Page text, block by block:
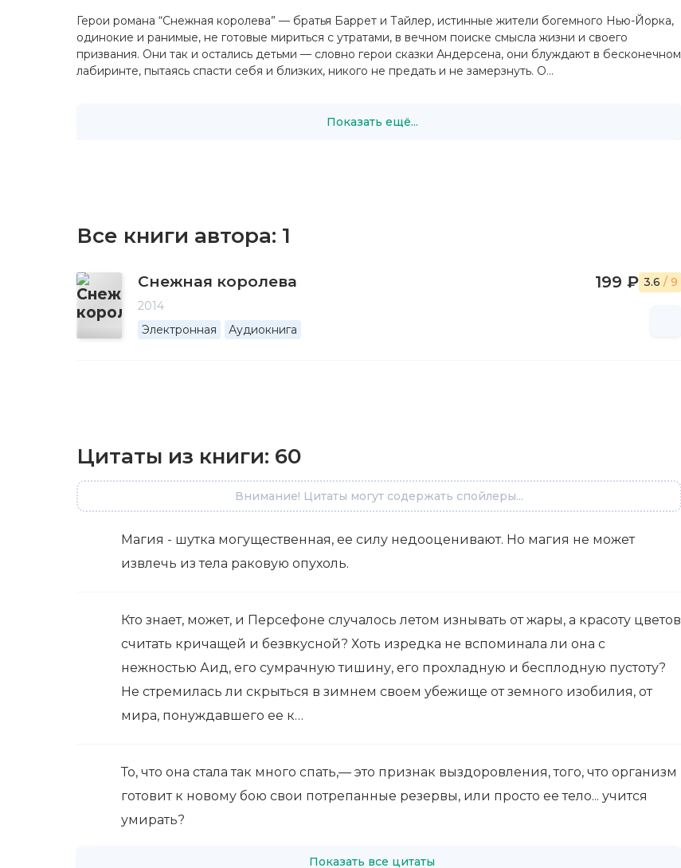
Герои романа “Снежная королева” — братья Баррет и Тайлер, истинные жители богемного Нью-Йорка,
одинокие и ранимые, не готовые мириться с утратами, в вечном поиске смысла жизни и своего
призвания. Они так и остались детьми — словно герои сказки Андерсена, они блуждают в бесконечном
лабиринте, пытаясь спасти себя и близких, никого не предать и не замерзнуть. О...
Показать ещё...
Все книги автора: 1
Снежная королева
2014
Электронная
Аудиокнига
199 ₽ 3.6 / 9
Цитаты из книги: 60
Внимание! Цитаты могут содержать спойлеры...
Магия - шутка могущественная, ее силу недооценивают. Но магия не может
извлечь из тела раковую опухоль.
Кто знает, может, и Персефоне случалось летом изнывать от жары, а красоту цветов
считать кричащей и безвкусной? Хоть изредка не вспоминала ли она с
нежностью Аид, его сумрачную тишину, его прохладную и бесплодную пустоту?
Не стремилась ли скрыться в зимнем своем убежище от земного изобилия, от
мира, понуждавшего ее к…
То, что она стала так много спать,— это признак выздоровления, того, что организм
готовит к новому бою свои потрепанные резервы, или просто ее тело... учится
умирать?
Показать все цитаты